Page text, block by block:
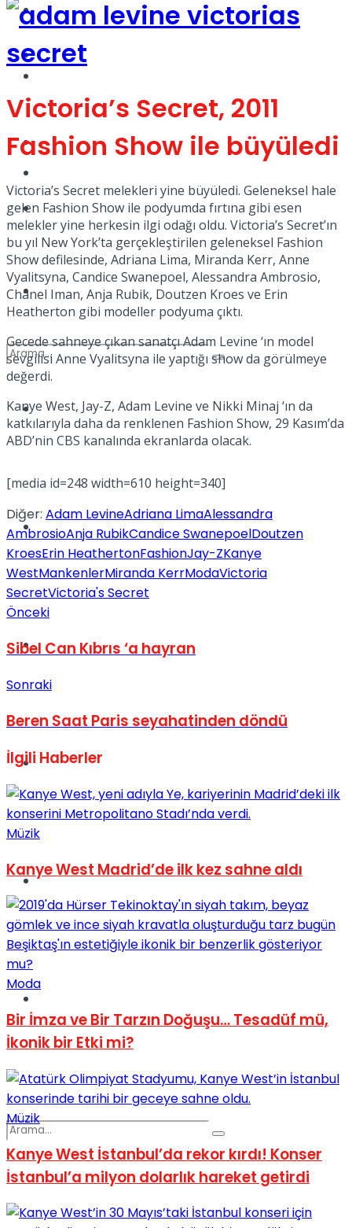
TV
Dünya
Türkiye
Müzik
Sinema
Tatil
Spor
Sinema
Spor
Podcast
No Result
View All Result
Victoria’s Secret, 2011
Fashion Show ile büyüledi
Victoria’s Secret melekleri yine büyüledi. Geleneksel hale
gelen Fashion Show ile podyumda fırtına gibi esen
melekler yine herkesin ilgi odağı oldu. Victoria’s Secret’ın
bu yıl New York’ta gerçekleştirilen geleneksel Fashion
Show defilesinde, Adriana Lima, Miranda Kerr, Anne
Vyalitsyna, Candice Swanepoel, Alessandra Ambrosio,
Chanel Iman, Anja Rubik, Doutzen Kroes ve Erin
Heatherton gibi modeller podyuma çıktı.
Gecede sahneye çıkan sanatçı Adam Levine ‘ın model
sevgilisi Anne Vyalitsyna ile yaptığı show da görülmeye
değerdi.
Kanye West, Jay-Z, Adam Levine ve Nikki Minaj ‘ın da
katkılarıyla daha da renklenen Fashion Show, 29 Kasım’da
ABD’nin CBS kanalında ekranlarda olacak.
[media id=248 width=610 height=340]
Diğer: Adam LevineAdriana LimaAlessandra
AmbrosioAnja RubikCandice SwanepoelDoutzen
KroesErin HeathertonFashionJay-ZKanye
WestMankenlerMiranda KerrModaVictoria
SecretVictoria's Secret
Önceki
Sibel Can Kıbrıs ‘a hayran
Sonraki
Beren Saat Paris seyahatinden döndü
İlgili Haberler
Müzik
Kanye West Madrid’de ilk kez sahne aldı
Moda
Bir İmza ve Bir Tarzın Doğuşu… Tesadüf mü,
İkonik bir Etki mi?
Müzik
Kanye West İstanbul’da rekor kırdı! Konser
İstanbul’a milyon dolarlık hareket getirdi